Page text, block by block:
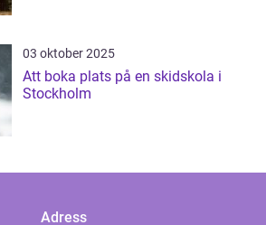
03 oktober 2025
Att boka plats på en skidskola i
Stockholm
Adress